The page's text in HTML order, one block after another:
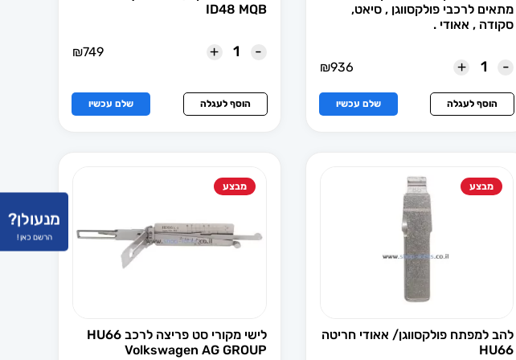
מתאים לרכבי פולקסווגן , סיאט,
סקודה , אאודי .
-
+
₪936
הוסף לעגלה שלם עכשיו
ID48 MQB
-
+
₪749
הוסף לעגלה שלם עכשיו
מבצע
להב למפתח פולקסווגן/ אאודי חריטה
HU66
מבצע
לישי מקורי סט פריצה לרכב HU66
Volkswagen AG GROUP
מנעולן?
הרשם כאן !